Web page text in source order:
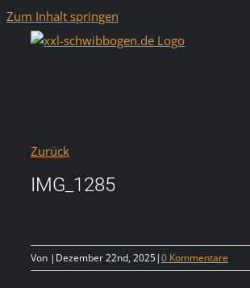
Zum Inhalt springen
Zurück
IMG_1285
Von | Dezember 22nd, 2025|0 Kommentare